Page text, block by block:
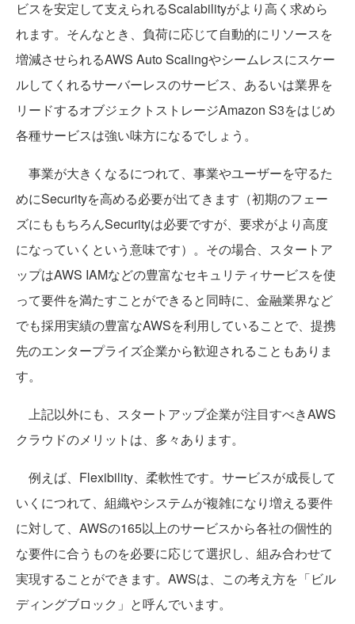
ビスを安定して支えられるScalabilityがより高く求めら
れます。そんなとき、負荷に応じて自動的にリソースを
増減させられるAWS Auto Scalingやシームレスにスケー
ルしてくれるサーバーレスのサービス、あるいは業界を
リードするオブジェクトストレージAmazon S3をはじめ
各種サービスは強い味方になるでしょう。
事業が大きくなるにつれて、事業やユーザーを守るた
めにSecurityを高める必要が出てきます（初期のフェー
ズにももちろんSecurityは必要ですが、要求がより高度
になっていくという意味です）。その場合、スタートア
ップはAWS IAMなどの豊富なセキュリティサービスを使
って要件を満たすことができると同時に、金融業界など
でも採用実績の豊富なAWSを利用していることで、提携
先のエンタープライズ企業から歓迎されることもありま
す。
上記以外にも、スタートアップ企業が注目すべきAWS
クラウドのメリットは、多々あります。
例えば、Flexibility、柔軟性です。サービスが成長して
いくにつれて、組織やシステムが複雑になり増える要件
に対して、AWSの165以上のサービスから各社の個性的
な要件に合うものを必要に応じて選択し、組み合わせて
実現することができます。AWSは、この考え方を「ビル
ディングブロック」と呼んでいます。